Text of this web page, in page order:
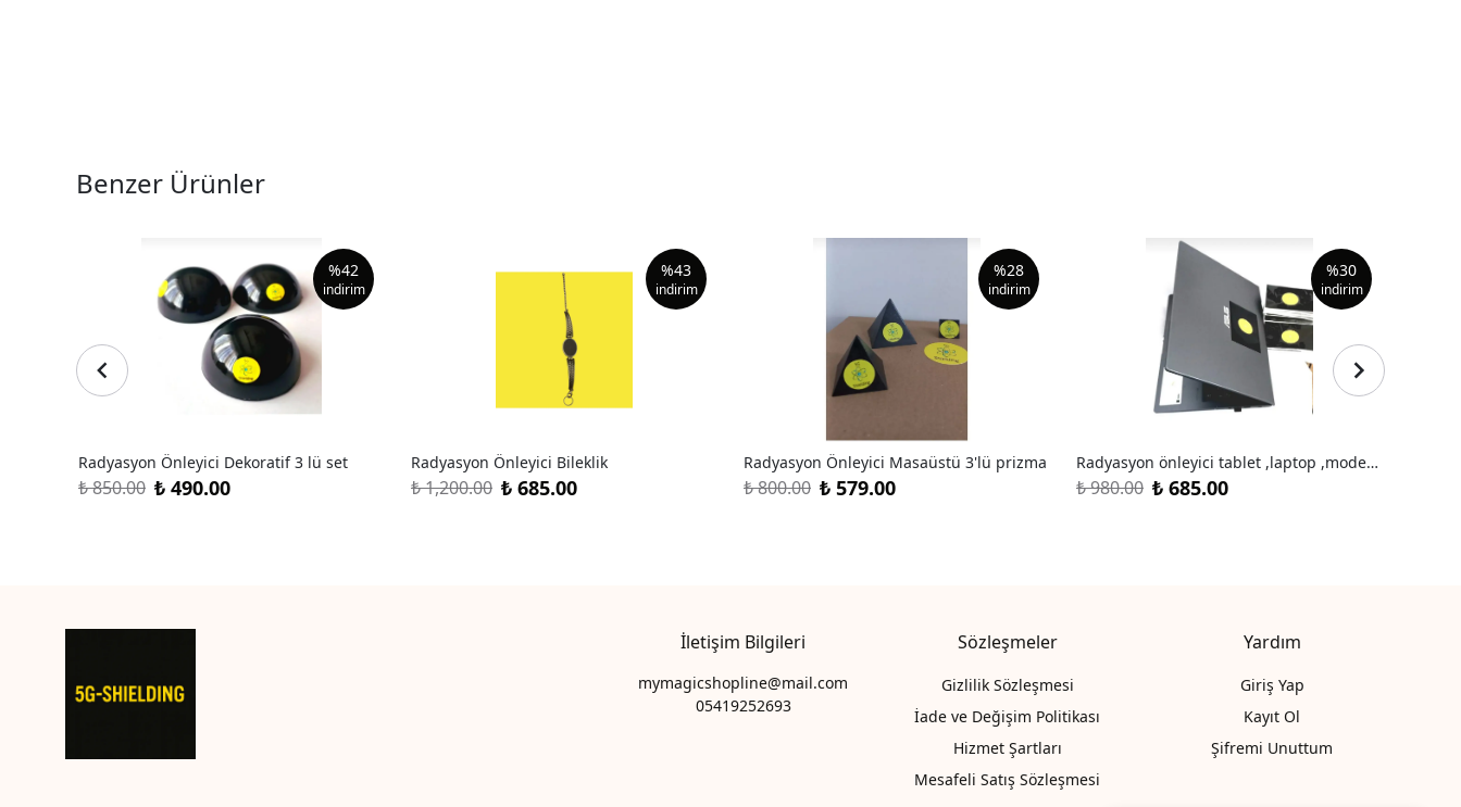
Benzer Ürünler
%42
indirim
Radyasyon Önleyici Dekoratif 3 lü set
₺ 850.00 ₺ 490.00
%43
indirim
Radyasyon Önleyici Bileklik
₺ 1,200.00 ₺ 685.00
%28
indirim
Radyasyon Önleyici Masaüstü 3'lü prizma
₺ 800.00 ₺ 579.00
%30
indirim
Radyasyon önleyici tablet ,laptop ,modem ,pc için YÜKSEK KORUMA TÜBİTAK TEST SONUCU yapışkanlı ürün
₺ 980.00 ₺ 685.00
Sözleşmeler
Gizlilik Sözleşmesi
İade ve Değişim Politikası
Hizmet Şartları
Mesafeli Satış Sözleşmesi
İletişim Bilgileri
mymagicshopline@mail.com
05419252693
Yardım
Giriş Yap
Kayıt Ol
Şifremi Unuttum